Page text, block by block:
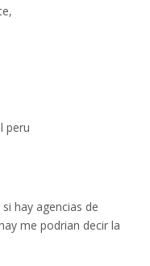
peru
hay agencias de
me podrian decir la